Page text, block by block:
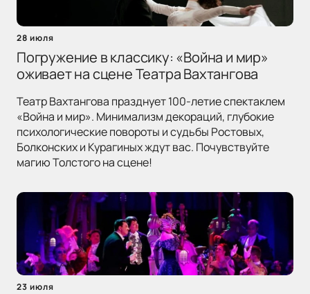
28 июля
Погружение в классику: «Война и мир»
оживает на сцене Театра Вахтангова
Театр Вахтангова празднует 100-летие спектаклем
«Война и мир». Минимализм декораций, глубокие
психологические повороты и судьбы Ростовых,
Болконских и Курагиных ждут вас. Почувствуйте
магию Толстого на сцене!
23 июля